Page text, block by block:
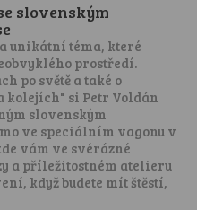
slovenským
unikátní téma, které
prostředí.
po světě a také o
kolejích" si Petr Voldán
slovenským
ve speciálním vagonu v
vám ve svérázné
a příležitostném atelieru
když budete mít štěstí,